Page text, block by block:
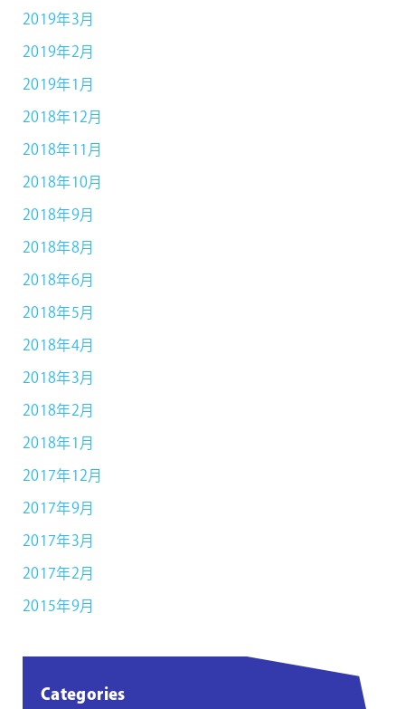
2019年3月
2019年2月
2019年1月
2018年12月
2018年11月
2018年10月
2018年9月
2018年8月
2018年6月
2018年5月
2018年4月
2018年3月
2018年2月
2018年1月
2017年12月
2017年9月
2017年3月
2017年2月
2015年9月
Categories